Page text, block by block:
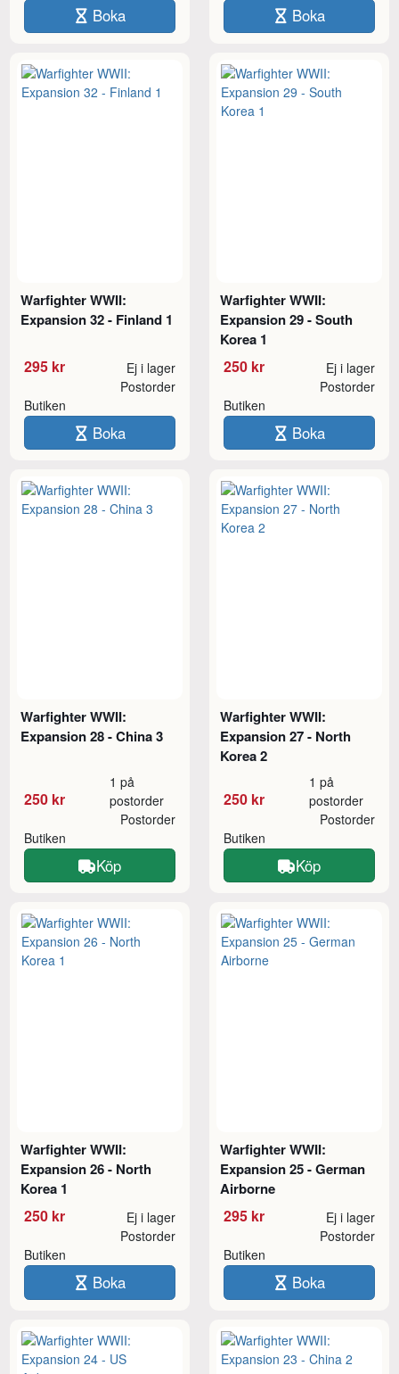
Boka Boka
Warfighter WWII:
Expansion 32 - Finland 1
295 kr Ej i lager
Butiken
Postorder
Boka
Warfighter WWII:
Expansion 29 - South
Korea 1
250 kr Ej i lager
Butiken
Postorder
Boka
Warfighter WWII:
Expansion 28 - China 3
250 kr
1 på
postorder
Butiken
Postorder
Köp
Warfighter WWII:
Expansion 27 - North
Korea 2
250 kr
1 på
postorder
Butiken
Postorder
Köp
Warfighter WWII:
Expansion 26 - North
Korea 1
250 kr Ej i lager
Butiken
Postorder
Boka
Warfighter WWII:
Expansion 25 - German
Airborne
295 kr Ej i lager
Butiken
Postorder
Boka